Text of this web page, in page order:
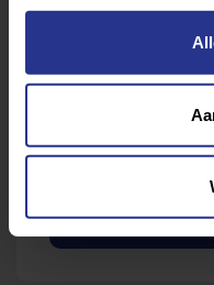
Lifestyle Tech
Terug